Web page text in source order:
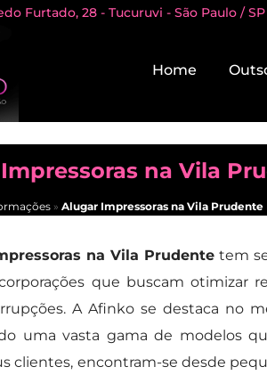
Furtado, 28 - Tucuruvi - São Paulo / SP
Home
na Vila
»Alugar Impressoras na Vila Prudente
na Vila Prudentetem
que buscam otimizar
A Afinko se destaca no
uma vasta gama de modelos
clientes, encontram-se desde